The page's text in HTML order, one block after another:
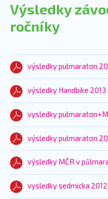
Výsledky
ročníky
výsledky pulmaraton
výsledky Handbike 2013
vysledky
výsledky pulmaraton
výsledky MČR v
vysledky sedmicka 2012